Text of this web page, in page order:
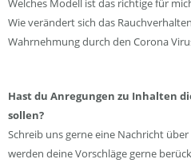
Welches Modell ist das richtige für
Wie verändert sich das
Wahrnehmung durch den Corona
Hast du Anregungen zu Inhalten
sollen?
Schreib uns gerne eine Nachricht
werden deine Vorschläge gerne